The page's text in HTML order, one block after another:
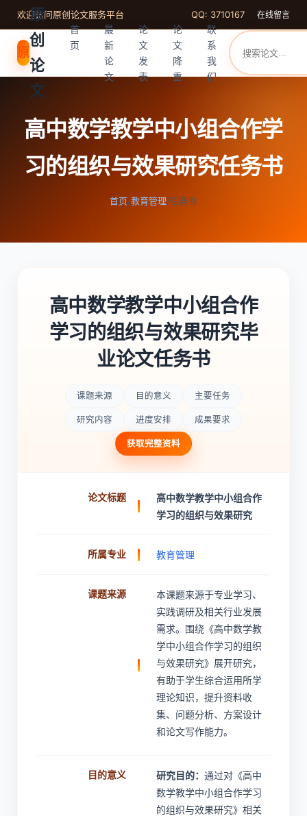
欢迎访问原创论文服务平台 QQ: 3710167 在线留言
原
原
创
论
文
首
页
最
新
论
文
论
文
发
表
论
文
降
重
联
系
我
们
高中数学教学中小组合作学
习的组织与效果研究任务书
首页/教育管理/任务书
高中数学教学中小组合作
学习的组织与效果研究毕
业论文任务书
课题来源 目的意义 主要任务
研究内容 进度安排 成果要求
获取完整资料
论文标题
高中数学教学中小组合作
学习的组织与效果研究
所属专业 教育管理
课题来源
本课题来源于专业学习、
实践调研及相关行业发展
需求。围绕《高中数学教
学中小组合作学习的组织
与效果研究》展开研究，
有助于学生综合运用所学
理论知识，提升资料收
集、问题分析、方案设计
和论文写作能力。
目的意义 研究目的： 通过对《高中
数学教学中小组合作学习
的组织与效果研究》相关